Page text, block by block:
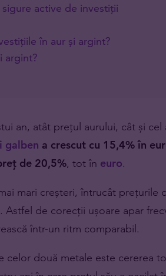
active de investiții
în aur și argint?
argint?
an, atât prețul aurului, cât și
galben a crescut cu 15,4% în
de 20,5%, tot în euro.
mari creșteri, întrucât prețurile
Astfel de corecții ușoare apar
într-un ritm comparabil.
două metale este cererea